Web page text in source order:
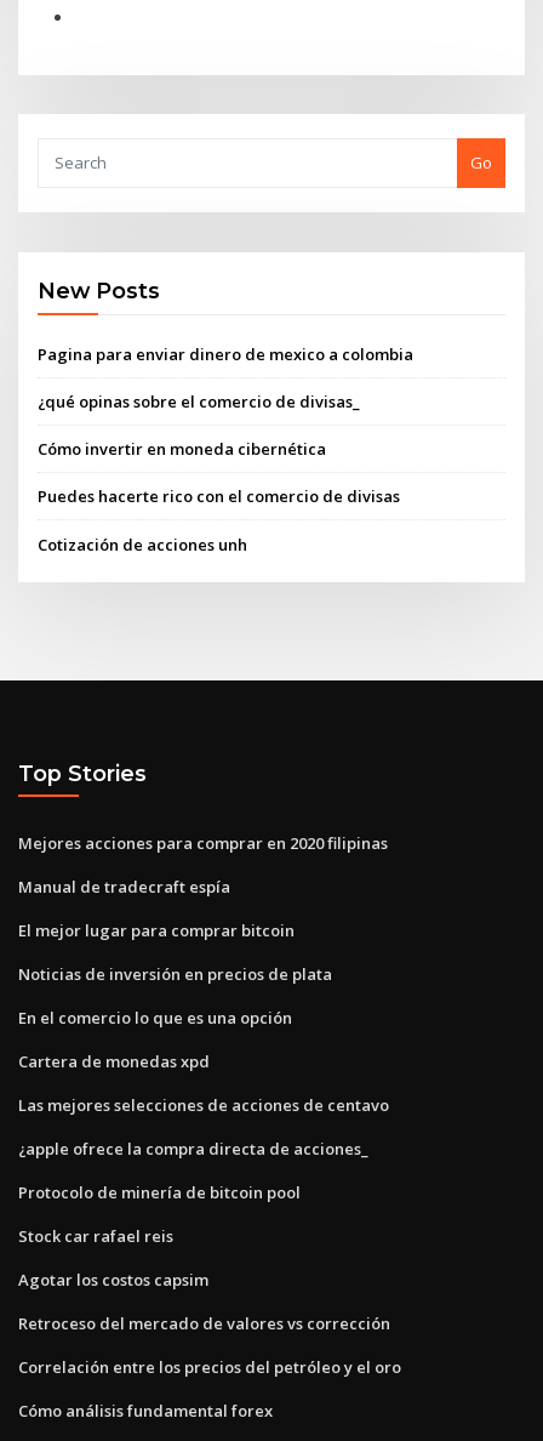
Go
New Posts
Pagina para enviar dinero de mexico a colombia
¿qué opinas sobre el comercio de divisas_
Cómo invertir en moneda cibernética
Puedes hacerte rico con el comercio de divisas
Cotización de acciones unh
Top Stories
Mejores acciones para comprar en 2020 filipinas
Manual de tradecraft espía
El mejor lugar para comprar bitcoin
Noticias de inversión en precios de plata
En el comercio lo que es una opción
Cartera de monedas xpd
Las mejores selecciones de acciones de centavo
¿apple ofrece la compra directa de acciones_
Protocolo de minería de bitcoin pool
Stock car rafael reis
Agotar los costos capsim
Retroceso del mercado de valores vs corrección
Correlación entre los precios del petróleo y el oro
Cómo análisis fundamental forex